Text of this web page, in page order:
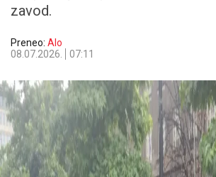
zavod.
Preneo: Alo
08.07.2026.
07:11